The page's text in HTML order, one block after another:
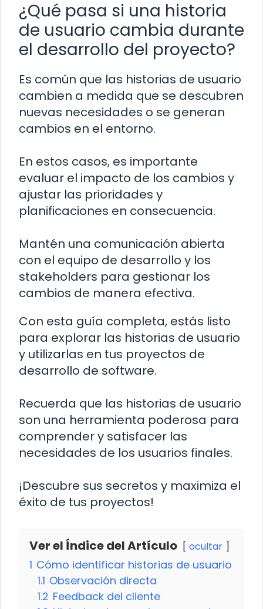
¿Qué pasa si una historia
de usuario cambia durante
el desarrollo del proyecto?
Es común que las historias de usuario
cambien a medida que se descubren
nuevas necesidades o se generan
cambios en el entorno.
En estos casos, es importante
evaluar el impacto de los cambios y
ajustar las prioridades y
planificaciones en consecuencia.
Mantén una comunicación abierta
con el equipo de desarrollo y los
stakeholders para gestionar los
cambios de manera efectiva.
Con esta guía completa, estás listo
para explorar las historias de usuario
y utilizarlas en tus proyectos de
desarrollo de software.
Recuerda que las historias de usuario
son una herramienta poderosa para
comprender y satisfacer las
necesidades de los usuarios finales.
¡Descubre sus secretos y maximiza el
éxito de tus proyectos!
Ver el Índice del Artículo ocultar
1 Cómo identificar historias de usuario
1.1 Observación directa
1.2 Feedback del cliente